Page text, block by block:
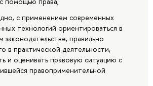
с применением современных
технологий ориентироваться в
правильно
в практической деятельности,
и оценивать правовую ситуацию с
правоприменительной